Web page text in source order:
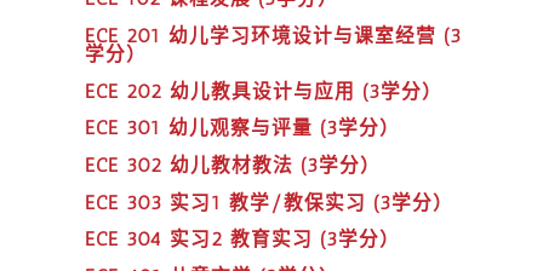
ECE 201 幼儿学习环境设计与课室经营 (3
学分）
ECE 202 幼儿教具设计与应用 (3学分）
ECE 301 幼儿观察与评量 (3学分）
ECE 302 幼儿教材教法 (3学分）
ECE 303 实习1 教学/教保实习 (3学分）
ECE 304 实习2 教育实习 (3学分）